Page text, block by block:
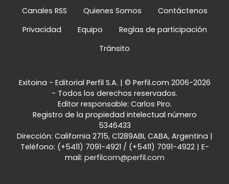
Canales RSS Quienes Somos
Contáctenos
Privacidad
Equipo
Reglas de participación
Tránsito
Exitoina - Editorial Perfil S.A. | © Perfil.com 2006-2026
- Todos los derechos reservados.
Editor responsable: Carlos Piro.
Registro de la propiedad intelectual número
5346433
Dirección: California 2715, C1289ABI, CABA, Argentina |
Teléfono: (+5411) 7091-4921 / (+5411) 7091-4922| E-
mail: perfilcom@perfil.com